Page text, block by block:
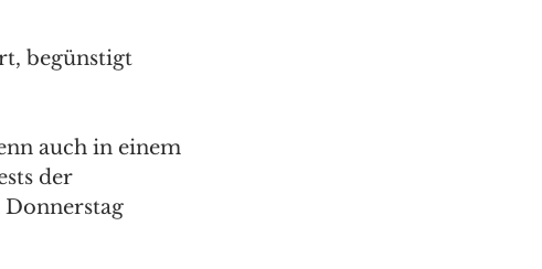
begünstigt
auch in einem
der